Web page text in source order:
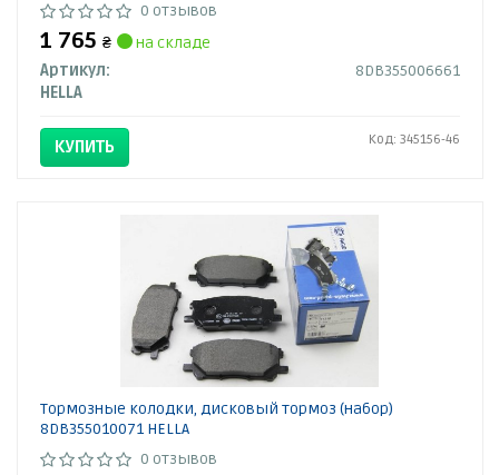
0 отзывов
1 765 ₴
на складе
Артикул:
8DB355006661
HELLA
КУПИТЬ Код: 345156-46
Тормозные колодки, дисковый тормоз (набор)
8DB355010071 HELLA
0 отзывов